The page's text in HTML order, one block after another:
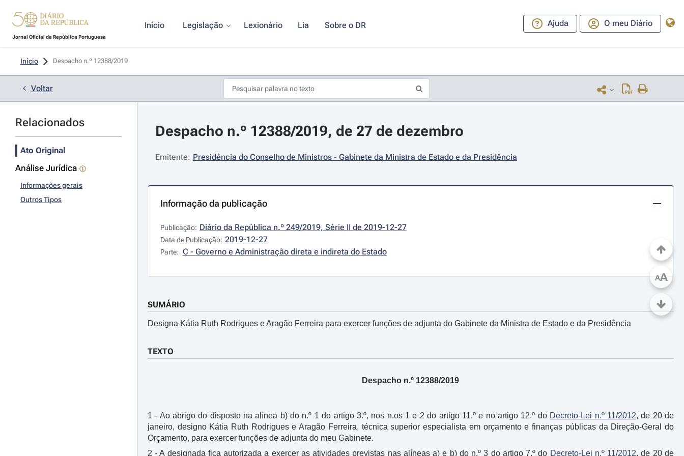
Jornal Oficial da República Portuguesa
Início Legislação Lexionário Lia Sobre o DR Ajuda O meu Diário
Início Despacho n.º 12388/2019
Voltar
Relacionados
Ato Original
Análise Jurídica
Informações gerais
Outros Tipos
Despacho n.º 12388/2019, de 27 de dezembro
Emitente: Presidência do Conselho de Ministros - Gabinete da Ministra de Estado e da Presidência
Informação da publicação
Publicação: Diário da República n.º 249/2019, Série II de 2019-12-27
Data de Publicação: 2019-12-27
Parte: C - Governo e Administração direta e indireta do Estado
SUMÁRIO
Designa Kátia Ruth Rodrigues e Aragão Ferreira para exercer funções de adjunta do Gabinete da Ministra de Estado e da Presidência
TEXTO
Despacho n.º 12388/2019
1 - Ao abrigo do disposto na alínea b) do n.º 1 do artigo 3.º, nos n.os 1 e 2 do artigo 11.º e no artigo 12.º do Decreto-Lei n.º 11/2012, de 20 de
janeiro, designo Kátia Ruth Rodrigues e Aragão Ferreira, técnica superior especialista em orçamento e finanças públicas da Direção-Geral do
Orçamento, para exercer funções de adjunta do meu Gabinete.
2 - A designada fica autorizada a exercer as atividades previstas nas alíneas a) e b) do n.º 3 do artigo 7.º do Decreto-Lei n.º 11/2012, de 20 de
AA